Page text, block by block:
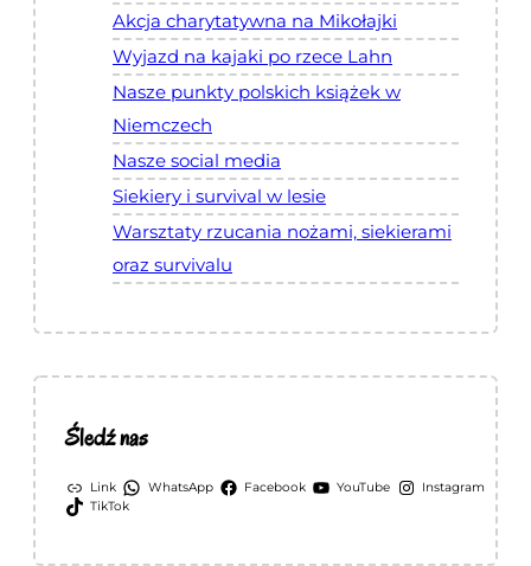
i
e
j
Akcja charytatywna na Mikołajki
Wyjazd na kajaki po rzece Lahn
Nasze punkty polskich książek w
Niemczech
Nasze social media
Siekiery i survival w lesie
Warsztaty rzucania nożami, siekierami
oraz survivalu
Śledź nas
Link WhatsApp Facebook YouTube
Instagram
TikTok